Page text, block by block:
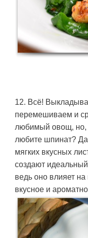
12. Всё!
перемешиваем и
любимый овощ, но,
любите шпинат? Да
мягких вкусных
создают
ведь оно влияет
вкусное и